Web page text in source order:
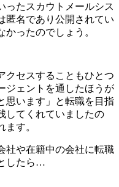
ったスカウトメールシス
匿名であり公開されてい
ったのでしょう。
クセスすることもひとつ
ジェントを通したほうが
思います」と転職を目指
してくれていましたの
す。
社や在籍中の会社に転職
したら…